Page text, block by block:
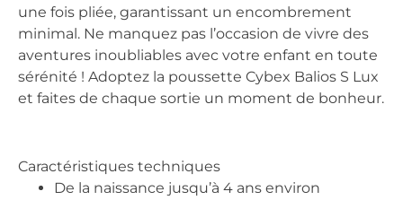
une fois pliée, garantissant un encombrement
minimal. Ne manquez pas l’occasion de vivre des
aventures inoubliables avec votre enfant en toute
sérénité ! Adoptez la poussette Cybex Balios S Lux
et faites de chaque sortie un moment de bonheur.
Caractéristiques techniques
De la naissance jusqu’à 4 ans environ